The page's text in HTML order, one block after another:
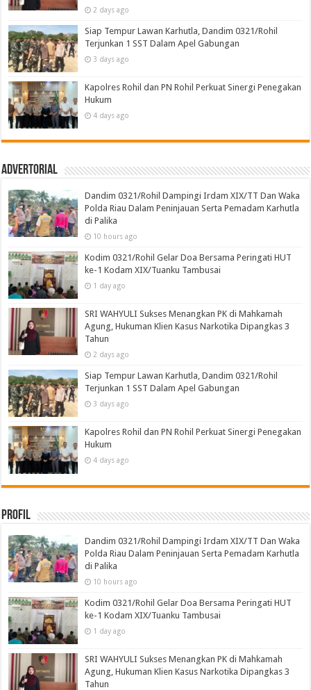
2 days ago
Siap Tempur Lawan Karhutla, Dandim 0321/Rohil
Terjunkan 1 SST Dalam Apel Gabungan
3 days ago
Kapolres Rohil dan PN Rohil Perkuat Sinergi Penegakan
Hukum
4 days ago
Advertorial
Dandim 0321/Rohil Dampingi Irdam XIX/TT Dan Waka
Polda Riau Dalam Peninjauan Serta Pemadam Karhutla
di Palika
10 hours ago
Kodim 0321/Rohil Gelar Doa Bersama Peringati HUT
ke-1 Kodam XIX/Tuanku Tambusai
1 day ago
SRI WAHYULI Sukses Menangkan PK di Mahkamah
Agung, Hukuman Klien Kasus Narkotika Dipangkas 3
Tahun
2 days ago
Siap Tempur Lawan Karhutla, Dandim 0321/Rohil
Terjunkan 1 SST Dalam Apel Gabungan
3 days ago
Kapolres Rohil dan PN Rohil Perkuat Sinergi Penegakan
Hukum
4 days ago
Profil
Dandim 0321/Rohil Dampingi Irdam XIX/TT Dan Waka
Polda Riau Dalam Peninjauan Serta Pemadam Karhutla
di Palika
10 hours ago
Kodim 0321/Rohil Gelar Doa Bersama Peringati HUT
ke-1 Kodam XIX/Tuanku Tambusai
1 day ago
SRI WAHYULI Sukses Menangkan PK di Mahkamah
Agung, Hukuman Klien Kasus Narkotika Dipangkas 3
Tahun